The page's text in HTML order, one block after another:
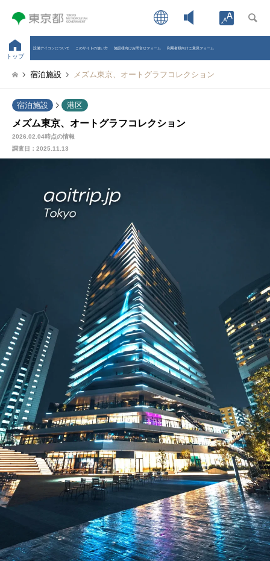
Open
トップ
設備アイコンについて このサイトの使い方 施設様向けお問合せフォーム 利用者様向けご意見フォーム
宿泊施設 メズム東京、オートグラフコレクション
宿泊施設 港区
メズム東京、オートグラフコレクション
2026.02.04時点の情報
調査日： 2025.11.13